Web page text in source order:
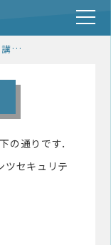
渡邉助教 担当講義一覧
の通りです．
ツセキュリテ